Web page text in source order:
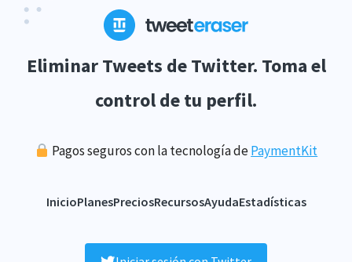
Eliminar Tweets de Twitter. Toma el
control de tu perfil.
Pagos seguros con la tecnología dePaymentKit
InicioPlanesPreciosRecursosAyudaEstadísticas